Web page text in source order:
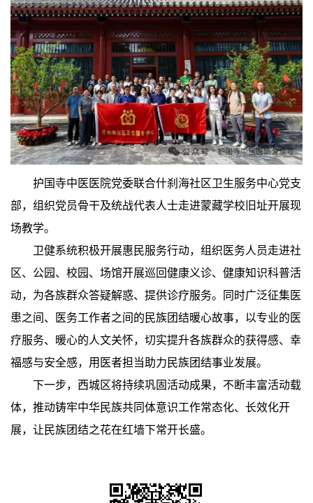
护国寺中医医院党委联合什刹海社区卫生服务中心党支
部，组织党员骨干及统战代表人士走进蒙藏学校旧址开展现
场教学。
卫健系统积极开展惠民服务行动，组织医务人员走进社
区、公园、校园、场馆开展巡回健康义诊、健康知识科普活
动，为各族群众答疑解惑、提供诊疗服务。同时广泛征集医
患之间、医务工作者之间的民族团结暖心故事，以专业的医
疗服务、暖心的人文关怀，切实提升各族群众的获得感、幸
福感与安全感，用医者担当助力民族团结事业发展。
下一步，西城区将持续巩固活动成果，不断丰富活动载
体，推动铸牢中华民族共同体意识工作常态化、长效化开
展，让民族团结之花在红墙下常开长盛。